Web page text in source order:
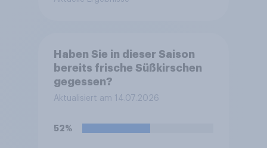
Haben Sie in dieser Saison
bereits frische Süßkirschen
gegessen?
Aktualisiert am 14.07.2026
52%